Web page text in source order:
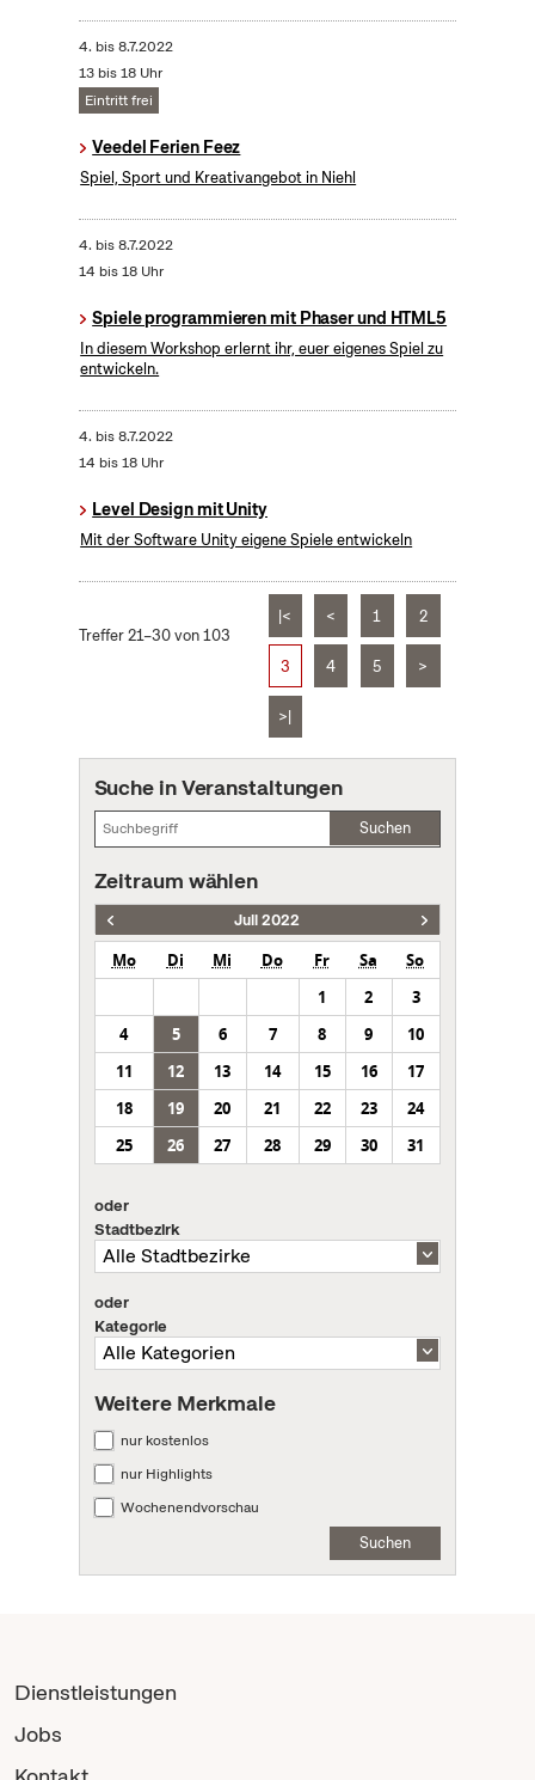
4. bis8.7.2022
13 bis 18 Uhr
Eintritt frei
Veedel Ferien Feez
Spiel, Sport und Kreativangebot in Niehl
4. bis8.7.2022
14 bis 18 Uhr
Spiele programmieren mit Phaser und HTML5
In diesem Workshop erlernt ihr, euer eigenes Spiel zu
entwickeln.
4. bis8.7.2022
14 bis 18 Uhr
Level Design mit Unity
Mit der Software Unity eigene Spiele entwickeln
Treffer 21–30 von 103
|< < 1 2
3 4 5 >
>|
Suche in Veranstaltungen
Suchen
Zeitraum wählen
Juli 2022
Mo Di Mi Do Fr Sa
So
1
2
3
4
5 6 7 8 9
10
11
12 13 14 15 16
17
18
19 20 21 22 23
24
25
26 27 28 29 30 31
oder
Stadtbezirk
oder
Kategorie
Weitere Merkmale
nur kostenlos
nur Highlights
Wochenendvorschau
Suchen
Dienstleistungen
Jobs